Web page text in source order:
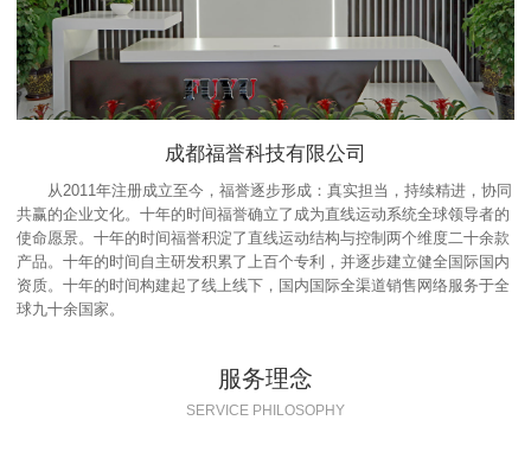
成都福誉科技有限公司
从2011年注册成立至今，福誉逐步形成：真实担当，持续精进，协同
共赢的企业文化。十年的时间福誉确立了成为直线运动系统全球领导者的
使命愿景。十年的时间福誉积淀了直线运动结构与控制两个维度二十余款
产品。十年的时间自主研发积累了上百个专利，并逐步建立健全国际国内
资质。十年的时间构建起了线上线下，国内国际全渠道销售网络服务于全
球九十余国家。
服务理念
SERVICE PHILOSOPHY